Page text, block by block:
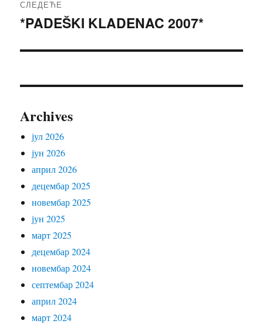
СЛЕДЕЋЕ
Следећи
*PADEŠKI KLADENAC 2007*
Archives
јул 2026
јун 2026
април 2026
децембар 2025
новембар 2025
јун 2025
март 2025
децембар 2024
новембар 2024
септембар 2024
април 2024
март 2024